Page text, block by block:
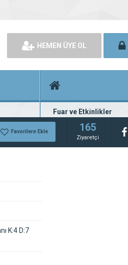
HEMEN ÜYE OL
ürünü
Fuar ve Etkinlikler
Fuar ve etkinlik planları
Favorilere Ekle 165
Ziyaretçi
K:4 D:7